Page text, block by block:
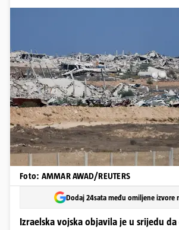
Foto: AMMAR AWAD/REUTERS
Dodaj 24sata među omiljene izvore
Izraelska vojska objavila je u srijedu